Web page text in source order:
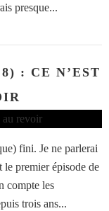
presque...
: CE N’EST
fini. Je ne parlerai
le premier épisode de
compte les
trois ans...